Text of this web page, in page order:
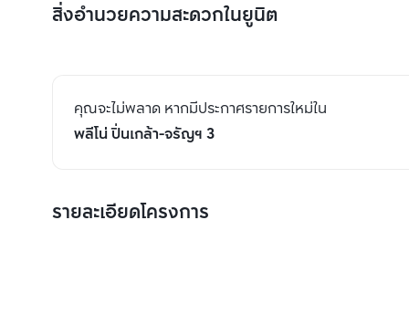
สิ่งอำนวยความสะดวกในยูนิต
คุณจะไม่พลาด หากมีประกาศรายการใหม่ใน
พลีโน่ ปิ่นเกล้า-จรัญฯ 3
รายละเอียดโครงการ